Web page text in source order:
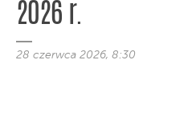
2026 r.
28 czerwca 2026, 8:30